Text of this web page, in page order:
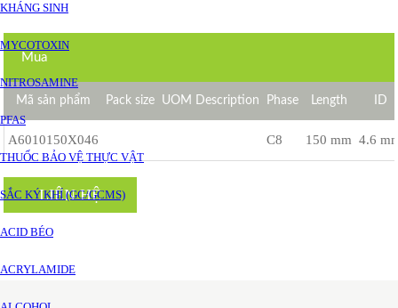
KHÁNG SINH
MYCOTOXIN
NITROSAMINE
PFAS
THUỐC BẢO VỆ THỰC VẬT
SẮC KÝ KHÍ (GC/GCMS)
ACID BÉO
ACRYLAMIDE
Mua
Mã sản phẩm Pack size UOM Description Phase Length ID
A6010150X046 C8 150 mm 4.6
LIÊN HỆ